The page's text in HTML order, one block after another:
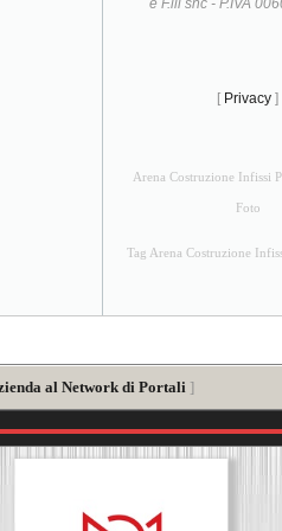
e F.lli snc - P.IVA
[ Privacy ]
Arena Costruzione Infissi
Foto
Tag Arena Costruzione
al Network di Portali ]